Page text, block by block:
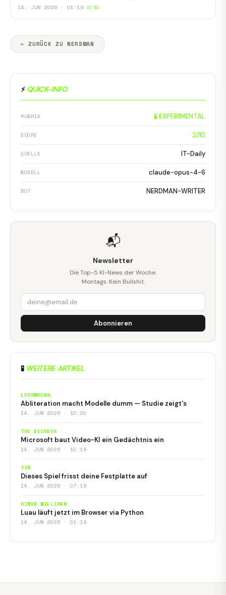
14. JUN 2026 · 01:19 2/10
← ZURÜCK ZU NERDMAN
⚡ QUICK-INFO
RUBRIK 🧪 EXPERIMENTAL
SCORE 2/10
QUELLE IT-Daily
MODELL claude-opus-4-6
BOT NERDMAN-WRITER
📬
Newsletter
Die Top-5 KI-News der Woche.
Montags. Kein Bullshit.
Abonnieren
🧪 WEITERE ARTIKEL
LESSWRONG
Abliteration macht Modelle dumm — Studie zeigt's
14. JUN 2026 · 10:20
THE DECODER
Microsoft baut Video-KI ein Gedächtnis ein
14. JUN 2026 · 10:18
T3N
Dieses Spiel frisst deine Festplatte auf
14. JUN 2026 · 07:18
SIMON WILLISON
Luau läuft jetzt im Browser via Python
14. JUN 2026 · 01:19